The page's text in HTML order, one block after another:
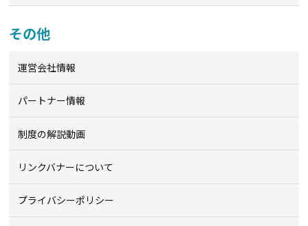
その他
運営会社情報
パートナー情報
制度の解説動画
リンクバナーについて
プライバシーポリシー